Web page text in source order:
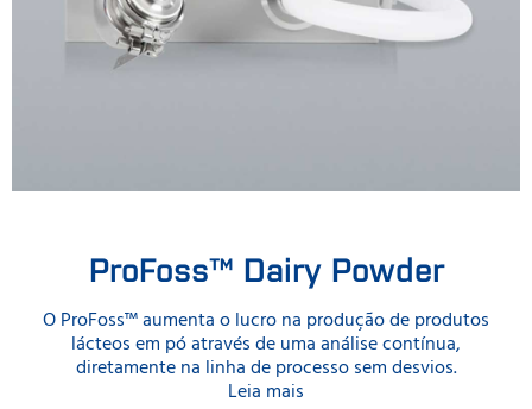
ProFoss™ Dairy Powder
O ProFoss™ aumenta o lucro na produção de produtos
lácteos em pó através de uma análise contínua,
diretamente na linha de processo sem desvios.
Leia mais